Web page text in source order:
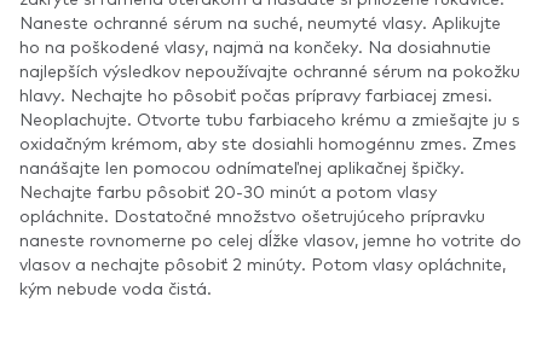
Naneste ochranné sérum na suché, neumyté vlasy. Aplikujte
ho na poškodené vlasy, najmä na končeky. Na dosiahnutie
najlepších výsledkov nepoužívajte ochranné sérum na pokožku
hlavy. Nechajte ho pôsobiť počas prípravy farbiacej zmesi.
Neoplachujte. Otvorte tubu farbiaceho krému a zmiešajte ju s
oxidačným krémom, aby ste dosiahli homogénnu zmes. Zmes
nanášajte len pomocou odnímateľnej aplikačnej špičky.
Nechajte farbu pôsobiť 20-30 minút a potom vlasy
opláchnite. Dostatočné množstvo ošetrujúceho prípravku
naneste rovnomerne po celej dĺžke vlasov, jemne ho votrite do
vlasov a nechajte pôsobiť 2 minúty. Potom vlasy opláchnite,
kým nebude voda čistá.